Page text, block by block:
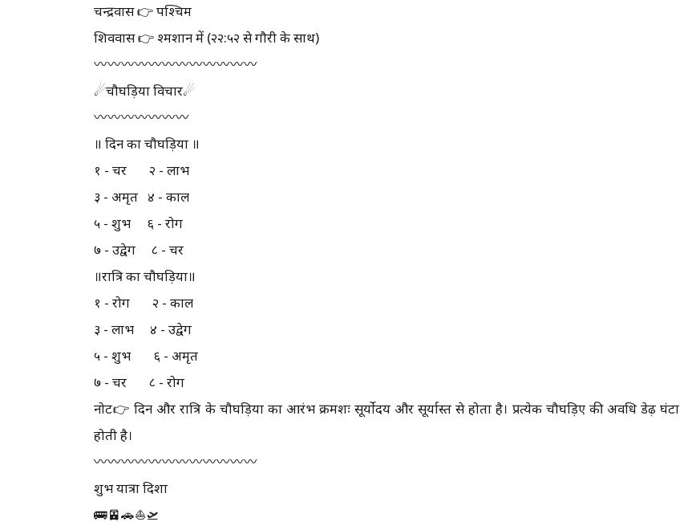
चन्द्रवास 👉 पश्चिम
शिववास 👉 श्मशान में (२२:५२ से गौरी के साथ)
〰️〰️〰️〰️〰️〰️〰️〰️〰️〰️〰️〰️
☄चौघड़िया विचार☄
〰️〰️〰️〰️〰️〰️〰️
॥ दिन का चौघड़िया ॥
१ - चर २ - लाभ
३ - अमृत ४ - काल
५ - शुभ ६ - रोग
७ - उद्वेग ८ - चर
॥रात्रि का चौघड़िया॥
१ - रोग २ - काल
३ - लाभ ४ - उद्वेग
५ - शुभ ६ - अमृत
७ - चर ८ - रोग
नोट👉 दिन और रात्रि के चौघड़िया का आरंभ क्रमशः सूर्योदय और सूर्यास्त से होता है। प्रत्येक चौघड़िए की अवधि डेढ़ घंटा
होती है।
〰️〰️〰️〰️〰️〰️〰️〰️〰️〰️〰️〰️
शुभ यात्रा दिशा
🚌🚈🚗⛵🛫